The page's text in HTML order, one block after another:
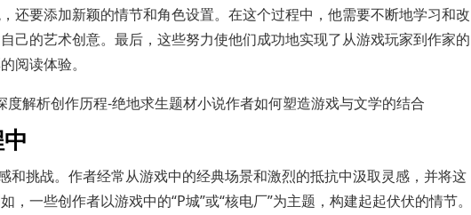
还要添加新颖的情节和角色设置。在这个过程中，他需要不断地学习和改
己的艺术创意。最后，这些努力使他们成功地实现了从游戏玩家到作家的
阅读体验。
和挑战。作者经常从游戏中的经典场景和激烈的抵抗中汲取灵感，并将这
一些创作者以游戏中的“P城”或“核电厂”为主题，构建起起伏伏的情节。